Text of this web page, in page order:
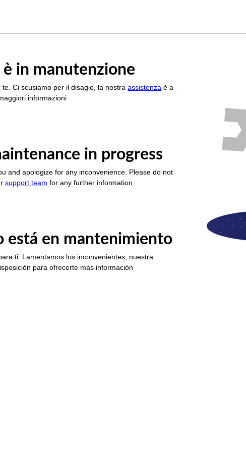
è in manutenzione
te. Ci scusiamo per il disagio, la nostraassistenza è a
informazioni
in progress
and apologize for any inconvenience. Please do not
support team for any further information
está en mantenimiento
ti. Lamentamos los inconvenientes, nuestra
para ofrecerte más información